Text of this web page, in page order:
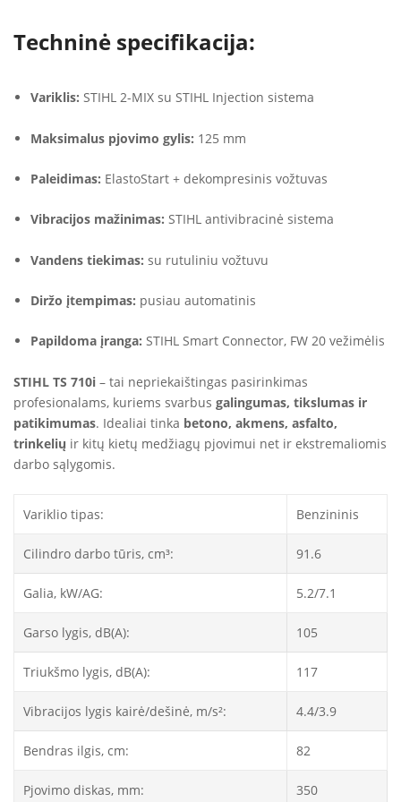
Techninė specifikacija:
Variklis: STIHL 2-MIX su STIHL Injection sistema
Maksimalus pjovimo gylis: 125 mm
Paleidimas: ElastoStart + dekompresinis vožtuvas
Vibracijos mažinimas: STIHL antivibracinė sistema
Vandens tiekimas: su rutuliniu vožtuvu
Diržo įtempimas: pusiau automatinis
Papildoma įranga: STIHL Smart Connector, FW 20 vežimėlis
STIHL TS 710i – tai nepriekaištingas pasirinkimas
profesionalams, kuriems svarbus galingumas, tikslumas ir
patikimumas. Idealiai tinka betono, akmens, asfalto,
trinkelių ir kitų kietų medžiagų pjovimui net ir ekstremaliomis
darbo sąlygomis.
Variklio tipas: Benzininis
Cilindro darbo tūris, cm³: 91.6
Galia, kW/AG: 5.2/7.1
Garso lygis, dB(A): 105
Triukšmo lygis, dB(A): 117
Vibracijos lygis kairė/dešinė, m/s²: 4.4/3.9
Bendras ilgis, cm: 82
Pjovimo diskas, mm: 350